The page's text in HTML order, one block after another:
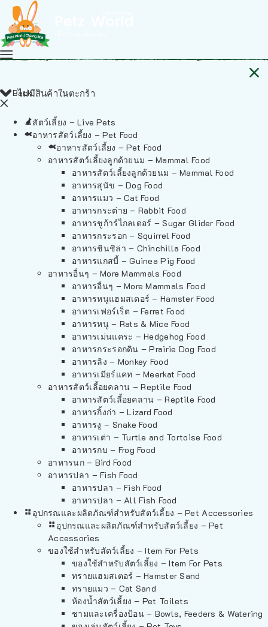
ไม่มีสินค้าในตะกร้า
Back
สัตว์เลี้ยง – Live Pets
อาหารสัตว์เลี้ยง – Pet Food
อาหารสัตว์เลี้ยง – Pet Food
อาหารสัตว์เลี้ยงลูกด้วยนม – Mammal Food
อาหารสัตว์เลี้ยงลูกด้วยนม – Mammal Food
อาหารสุนัข – Dog Food
อาหารแมว – Cat Food
อาหารกระต่าย – Rabbit Food
อาหารชูก้าร์ไกลเดอร์ – Sugar Glider Food
อาหารกระรอก – Squirrel Food
อาหารชินชิล่า – Chinchilla Food
อาหารแกสบี้ – Guinea Pig Food
อาหารอื่นๆ – More Mammals Food
อาหารอื่นๆ – More Mammals Food
อาหารหนูแฮมสเตอร์ – Hamster Food
อาหารเฟอร์เร็ต – Ferret Food
อาหารหนู – Rats & Mice Food
อาหารเม่นแคระ – Hedgehog Food
อาหารกระรอกดิน – Prairie Dog Food
อาหารลิง – Monkey Food
อาหารเมียร์แคท – Meerkat Food
อาหารสัตว์เลี้อยคลาน – Reptile Food
อาหารสัตว์เลี้อยคลาน – Reptile Food
อาหารกิ้งก่า – Lizard Food
อาหารงู – Snake Food
อาหารเต่า – Turtle and Tortoise Food
อาหารกบ – Frog Food
อาหารนก – Bird Food
อาหารปลา – Fish Food
อาหารปลา – Fish Food
อาหารปลา – All Fish Food
อุปกรณและผลิตภัณฑ์สำหรับสัตว์เลี้ยง – Pet Accessories
อุปกรณและผลิตภัณฑ์สำหรับสัตว์เลี้ยง – Pet
Accessories
ของใช้สำหรับสัตว์เลี้ยง – Item For Pets
ของใช้สำหรับสัตว์เลี้ยง – Item For Pets
ทรายแฮมสเตอร์ – Hamster Sand
ทรายแมว – Cat Sand
ห้องน้ำสัตว์เลี้ยง – Pet Toilets
ชามและเครื่องป้อน – Bowls, Feeders & Watering